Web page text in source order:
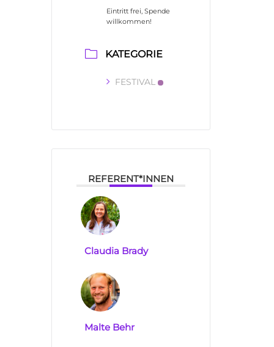
Eintritt frei, Spende
willkommen!
KATEGORIE
FESTIVAL
REFERENT*INNEN
Claudia Brady
Malte Behr